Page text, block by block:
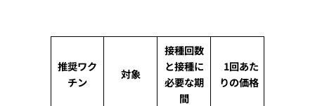
推奨ワク
チン
対象
接種回数
と接種に
必要な期
間
1回あた
りの価格